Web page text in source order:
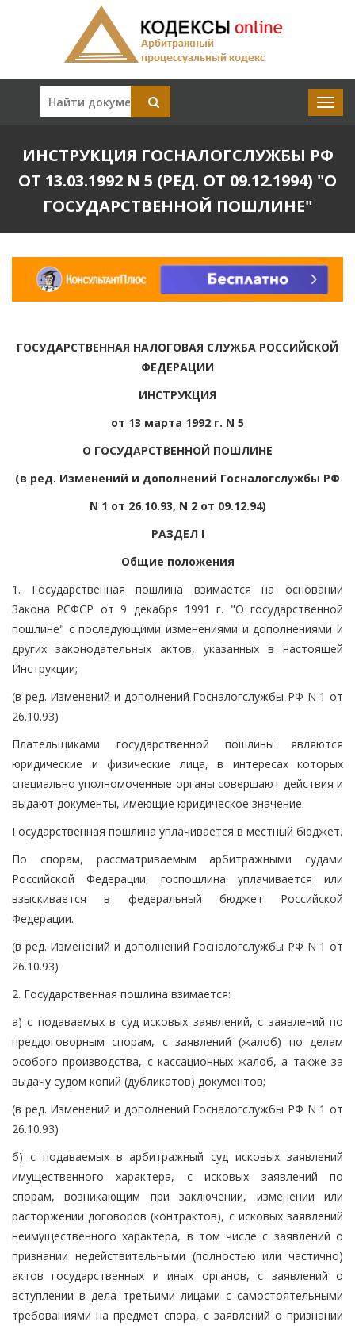
ИНСТРУКЦИЯ ГОСНАЛОГСЛУЖБЫ РФ
ОТ 13.03.1992 N 5 (РЕД. ОТ 09.12.1994) "О
ГОСУДАРСТВЕННОЙ ПОШЛИНЕ"
ГОСУДАРСТВЕННАЯ НАЛОГОВАЯ СЛУЖБА РОССИЙСКОЙ
ФЕДЕРАЦИИ
ИНСТРУКЦИЯ
от 13 марта 1992 г. N 5
О ГОСУДАРСТВЕННОЙ ПОШЛИНЕ
(в ред. Изменений и дополнений Госналогслужбы РФ
N 1 от 26.10.93, N 2 от 09.12.94)
РАЗДЕЛ I
Общие положения
1. Государственная пошлина взимается на основании
Закона РСФСР от 9 декабря 1991 г. "О государственной
пошлине" с последующими изменениями и дополнениями и
других законодательных актов, указанных в настоящей
Инструкции;
(в ред. Изменений и дополнений Госналогслужбы РФ N 1 от
26.10.93)
Плательщиками государственной пошлины являются
юридические и физические лица, в интересах которых
специально уполномоченные органы совершают действия и
выдают документы, имеющие юридическое значение.
Государственная пошлина уплачивается в местный бюджет.
По спорам, рассматриваемым арбитражными судами
Российской Федерации, госпошлина уплачивается или
взыскивается в федеральный бюджет Российской
Федерации.
(в ред. Изменений и дополнений Госналогслужбы РФ N 1 от
26.10.93)
2. Государственная пошлина взимается:
а) с подаваемых в суд исковых заявлений, с заявлений по
преддоговорным спорам, с заявлений (жалоб) по делам
особого производства, с кассационных жалоб, а также за
выдачу судом копий (дубликатов) документов;
(в ред. Изменений и дополнений Госналогслужбы РФ N 1 от
26.10.93)
б) с подаваемых в арбитражный суд исковых заявлений
имущественного характера, с исковых заявлений по
спорам, возникающим при заключении, изменении или
расторжении договоров (контрактов), с исковых заявлений
неимущественного характера, в том числе с заявлений о
признании недействительными (полностью или частично)
актов государственных и иных органов, с заявлений о
вступлении в дела третьими лицами с самостоятельными
требованиями на предмет спора, с заявлений о признании